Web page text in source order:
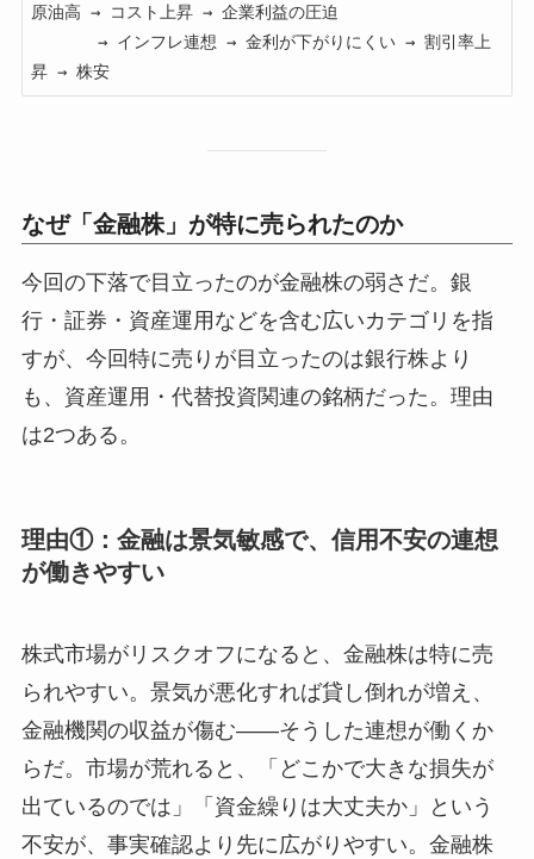
原油高 → コスト上昇 → 企業利益の圧迫
昇 → 株安
なぜ「金融株」が特に売られたのか
今回の下落で目立ったのが金融株の弱さだ。銀
行・証券・資産運用などを含む広いカテゴリを指
すが、今回特に売りが目立ったのは銀行株より
も、資産運用・代替投資関連の銘柄だった。理由
は2つある。
理由①：金融は景気敏感で、信用不安の連想
が働きやすい
株式市場がリスクオフになると、金融株は特に売
られやすい。景気が悪化すれば貸し倒れが増え、
金融機関の収益が傷む——そうした連想が働くか
らだ。市場が荒れると、「どこかで大きな損失が
出ているのでは」「資金繰りは大丈夫か」という
不安が、事実確認より先に広がりやすい。金融株